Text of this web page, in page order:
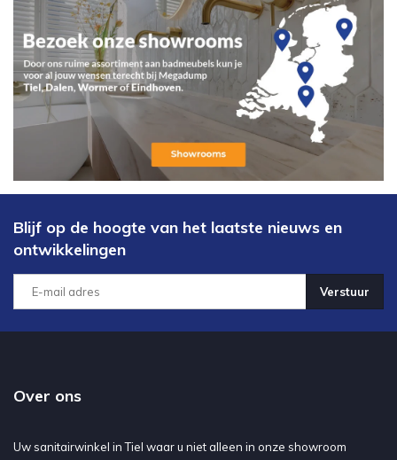
Blijf op de hoogte van het laatste nieuws en
ontwikkelingen
Verstuur
Over ons
Uw sanitairwinkel in Tiel waar u niet alleen in onze showroom